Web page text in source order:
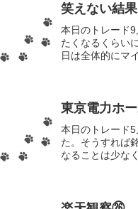
笑えない結果
本日のトレード
たくなるくらい
日は全体的にマ
東京電力ホ
本日のトレード
た。そうすれば
なることは少な